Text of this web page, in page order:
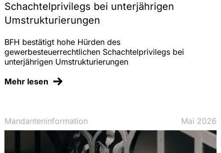
Schachtelprivilegs bei unterjährigen
Umstrukturierungen
BFH bestätigt hohe Hürden des
gewerbesteuerrechtlichen Schachtelprivilegs bei
unterjährigen Umstrukturierungen
Mehr lesen
Mandanteninformation Mai 2026